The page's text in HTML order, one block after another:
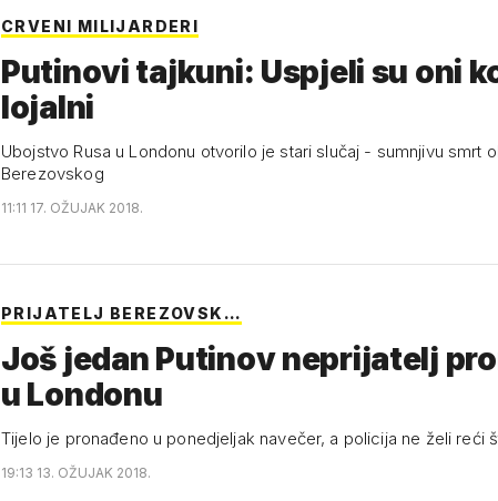
CRVENI MILIJARDERI
Putinovi tajkuni: Uspjeli su oni
lojalni
Ubojstvo Rusa u Londonu otvorilo je stari slučaj - sumnjivu smrt
Berezovskog
11:11 17. OŽUJAK 2018.
PRIJATELJ BEREZOVSK…
Još jedan Putinov neprijatelj
u Londonu
Tijelo je pronađeno u ponedjeljak navečer, a policija ne želi reći
19:13 13. OŽUJAK 2018.